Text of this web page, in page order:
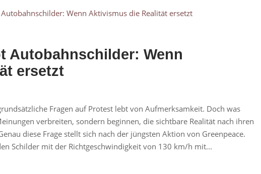
Autobahnschilder: Wenn
ersetzt
Fragen auf Protest lebt von Aufmerksamkeit. Doch was
verbreiten, sondern beginnen, die sichtbare Realität nach ihren
diese Frage stellt sich nach der jüngsten Aktion von Greenpeace.
Schilder mit der Richtgeschwindigkeit von 130 km/h mit...